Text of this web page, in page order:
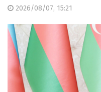
2026/08/07, 15:21